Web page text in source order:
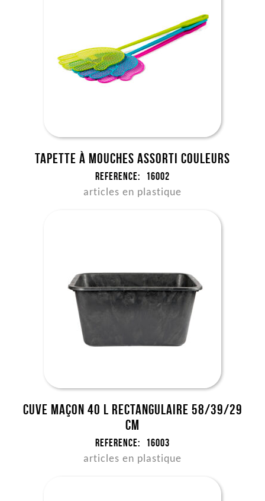
Tapette à mouches assorti couleurs
Reference: 16002
articles en plastique
Cuve maçon 40 l rectangulaire 58/39/29
cm
Reference: 16003
articles en plastique